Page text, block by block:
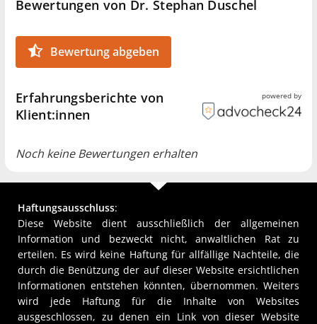
Bewertungen von Dr. Stephan Duschel
Bewertung abgeben
Erfahrungsberichte von
Klient:innen
powered by
Noch keine Bewertungen erhalten
Haftungsausschluss:
Diese Website dient ausschließlich der allgemeinen
Information und bezweckt nicht, anwaltlichen Rat zu
erteilen. Es wird keine Haftung für allfällige Nachteile, die
durch die Benützung der auf dieser Website ersichtlichen
Informationen entstehen könnten, übernommen. Weiters
wird jede Haftung für die Inhalte von Websites
ausgeschlossen, zu denen ein Link von dieser Website